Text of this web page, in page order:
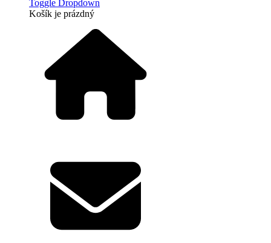
Toggle Dropdown
Košík je prázdný